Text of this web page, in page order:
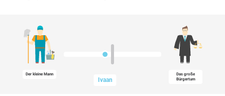
Der kleine Mann
Ivaan
Das große
Bürgertum